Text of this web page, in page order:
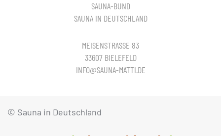
SAUNA-BUND
SAUNA IN DEUTSCHLAND
MEISENSTRASSE 83
33607 BIELEFELD
INFO@SAUNA-MATTI.DE
© Sauna in Deutschland